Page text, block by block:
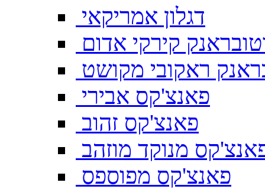
דגלון אמריקאי
קירקי אדום
ראקובי מקושט
פאנצ'קס אבירי
פאנצ'קס זהוב
מנוקד מוזהב
פאנצ'קס מפוספס